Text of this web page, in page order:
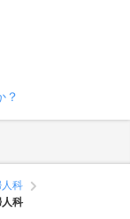
？
人科
科